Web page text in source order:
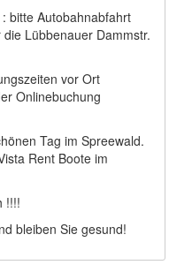
bitte Autobahnabfahrt
Lübbenauer Dammstr.
vor Ort
Onlinebuchung
Tag im Spreewald.
Rent Boote im
!!!!
bleiben Sie gesund!